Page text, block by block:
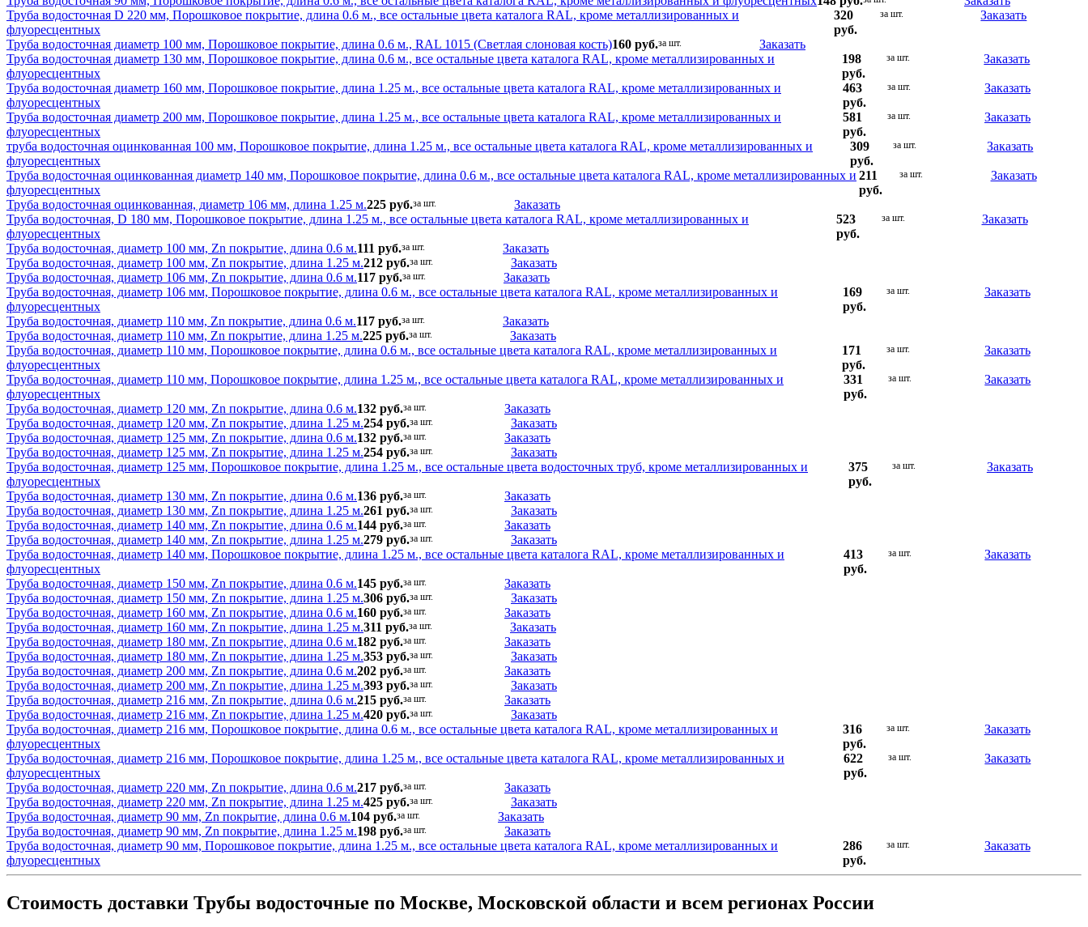
Труба водосточная D 220 мм, Порошковое покрытие, длина 0.6 м., все остальные цвета каталога RAL, кроме металлизированных и
флуоресцентных
320
руб.
за шт. Заказать
Труба водосточная диаметр 100 мм, Порошковое покрытие, длина 0.6 м., RAL 1015 (Светлая слоновая кость)160 руб.за шт.
Заказать
Труба водосточная диаметр 130 мм, Порошковое покрытие, длина 0.6 м., все остальные цвета каталога RAL, кроме металлизированных и
флуоресцентных
198
руб.
за шт. Заказать
Труба водосточная диаметр 160 мм, Порошковое покрытие, длина 1.25 м., все остальные цвета каталога RAL, кроме металлизированных и
флуоресцентных
463
руб.
за шт. Заказать
Труба водосточная диаметр 200 мм, Порошковое покрытие, длина 1.25 м., все остальные цвета каталога RAL, кроме металлизированных и
флуоресцентных
581
руб.
за шт. Заказать
труба водосточная оцинкованная 100 мм, Порошковое покрытие, длина 1.25 м., все остальные цвета каталога RAL, кроме металлизированных и
флуоресцентных
309
руб.
за шт. Заказать
Труба водосточная оцинкованная диаметр 140 мм, Порошковое покрытие, длина 0.6 м., все остальные цвета каталога RAL, кроме металлизированных и
флуоресцентных
211
руб.
за шт. Заказать
Труба водосточная оцинкованная, диаметр 106 мм, длина 1.25 м.225 руб.за шт.
Заказать
Труба водосточная, D 180 мм, Порошковое покрытие, длина 1.25 м., все остальные цвета каталога RAL, кроме металлизированных и
флуоресцентных
523
руб.
за шт. Заказать
Труба водосточная, диаметр 100 мм, Zn покрытие, длина 0.6 м.111 руб.за шт.
Заказать
Труба водосточная, диаметр 100 мм, Zn покрытие, длина 1.25 м.212 руб.за шт.
Заказать
Труба водосточная, диаметр 106 мм, Zn покрытие, длина 0.6 м.117 руб.за шт.
Заказать
Труба водосточная, диаметр 106 мм, Порошковое покрытие, длина 0.6 м., все остальные цвета каталога RAL, кроме металлизированных и
флуоресцентных
169
руб.
за шт. Заказать
Труба водосточная, диаметр 110 мм, Zn покрытие, длина 0.6 м.117 руб.за шт.
Заказать
Труба водосточная, диаметр 110 мм, Zn покрытие, длина 1.25 м.225 руб.за шт.
Заказать
Труба водосточная, диаметр 110 мм, Порошковое покрытие, длина 0.6 м., все остальные цвета каталога RAL, кроме металлизированных и
флуоресцентных
171
руб.
за шт. Заказать
Труба водосточная, диаметр 110 мм, Порошковое покрытие, длина 1.25 м., все остальные цвета каталога RAL, кроме металлизированных и
флуоресцентных
331
руб.
за шт. Заказать
Труба водосточная, диаметр 120 мм, Zn покрытие, длина 0.6 м.132 руб.за шт.
Заказать
Труба водосточная, диаметр 120 мм, Zn покрытие, длина 1.25 м.254 руб.за шт.
Заказать
Труба водосточная, диаметр 125 мм, Zn покрытие, длина 0.6 м.132 руб.за шт.
Заказать
Труба водосточная, диаметр 125 мм, Zn покрытие, длина 1.25 м.254 руб.за шт.
Заказать
Труба водосточная, диаметр 125 мм, Порошковое покрытие, длина 1.25 м., все остальные цвета водосточных труб, кроме металлизированных и
флуоресцентных
375
руб.
за шт. Заказать
Труба водосточная, диаметр 130 мм, Zn покрытие, длина 0.6 м.136 руб.за шт.
Заказать
Труба водосточная, диаметр 130 мм, Zn покрытие, длина 1.25 м.261 руб.за шт.
Заказать
Труба водосточная, диаметр 140 мм, Zn покрытие, длина 0.6 м.144 руб.за шт.
Заказать
Труба водосточная, диаметр 140 мм, Zn покрытие, длина 1.25 м.279 руб.за шт.
Заказать
Труба водосточная, диаметр 140 мм, Порошковое покрытие, длина 1.25 м., все остальные цвета каталога RAL, кроме металлизированных и
флуоресцентных
413
руб.
за шт. Заказать
Труба водосточная, диаметр 150 мм, Zn покрытие, длина 0.6 м.145 руб.за шт.
Заказать
Труба водосточная, диаметр 150 мм, Zn покрытие, длина 1.25 м.306 руб.за шт.
Заказать
Труба водосточная, диаметр 160 мм, Zn покрытие, длина 0.6 м.160 руб.за шт.
Заказать
Труба водосточная, диаметр 160 мм, Zn покрытие, длина 1.25 м.311 руб.за шт.
Заказать
Труба водосточная, диаметр 180 мм, Zn покрытие, длина 0.6 м.182 руб.за шт.
Заказать
Труба водосточная, диаметр 180 мм, Zn покрытие, длина 1.25 м.353 руб.за шт.
Заказать
Труба водосточная, диаметр 200 мм, Zn покрытие, длина 0.6 м.202 руб.за шт.
Заказать
Труба водосточная, диаметр 200 мм, Zn покрытие, длина 1.25 м.393 руб.за шт.
Заказать
Труба водосточная, диаметр 216 мм, Zn покрытие, длина 0.6 м.215 руб.за шт.
Заказать
Труба водосточная, диаметр 216 мм, Zn покрытие, длина 1.25 м.420 руб.за шт.
Заказать
Труба водосточная, диаметр 216 мм, Порошковое покрытие, длина 0.6 м., все остальные цвета каталога RAL, кроме металлизированных и
флуоресцентных
316
руб.
за шт. Заказать
Труба водосточная, диаметр 216 мм, Порошковое покрытие, длина 1.25 м., все остальные цвета каталога RAL, кроме металлизированных и
флуоресцентных
622
руб.
за шт. Заказать
Труба водосточная, диаметр 220 мм, Zn покрытие, длина 0.6 м.217 руб.за шт.
Заказать
Труба водосточная, диаметр 220 мм, Zn покрытие, длина 1.25 м.425 руб.за шт.
Заказать
Труба водосточная, диаметр 90 мм, Zn покрытие, длина 0.6 м.104 руб.за шт.
Заказать
Труба водосточная, диаметр 90 мм, Zn покрытие, длина 1.25 м.198 руб.за шт.
Заказать
Труба водосточная, диаметр 90 мм, Порошковое покрытие, длина 1.25 м., все остальные цвета каталога RAL, кроме металлизированных и
флуоресцентных
286
руб.
за шт. Заказать
Стоимость доставки Трубы водосточные по Москве, Московской области и всем регионах России